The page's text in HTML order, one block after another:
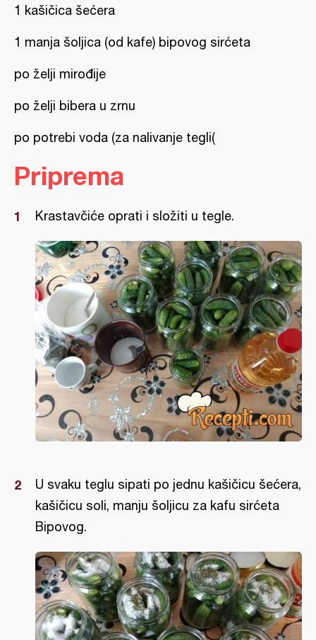
1 kašičica šećera
1 manja šoljica (od kafe) bipovog sirćeta
po želji mirođije
po želji bibera u zrnu
po potrebi voda (za nalivanje tegli(
Priprema
Krastavčiće oprati i složiti u tegle.
U svaku teglu sipati po jednu kašičicu šećera,
kašičicu soli, manju šoljicu za kafu sirćeta
Bipovog.